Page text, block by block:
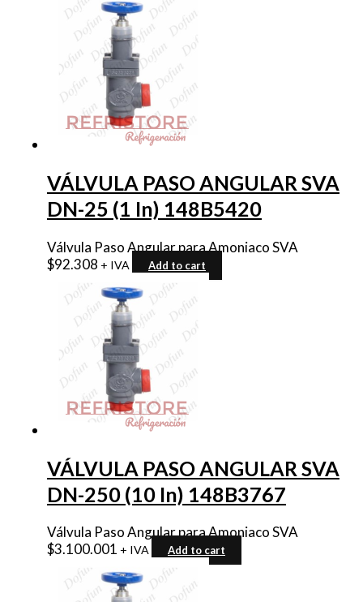
VÁLVULA PASO ANGULAR SVA
DN-25 (1 In) 148B5420
Válvula Paso Angular para Amoniaco SVA
$92.308 + IVA Add to cart
VÁLVULA PASO ANGULAR SVA
DN-250 (10 In) 148B3767
Válvula Paso Angular para Amoniaco SVA
$3.100.001 + IVA Add to cart